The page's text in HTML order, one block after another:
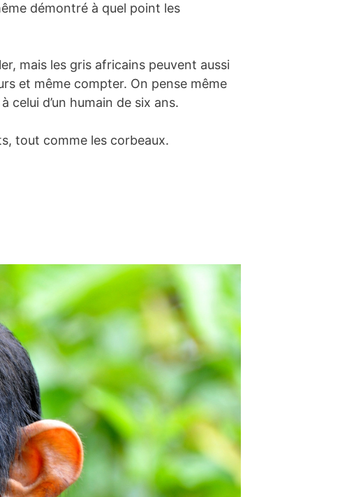
démontré à quel point les
mais les gris africains peuvent aussi
et même compter. On pense même
celui d’un humain de six ans.
tout comme les corbeaux.